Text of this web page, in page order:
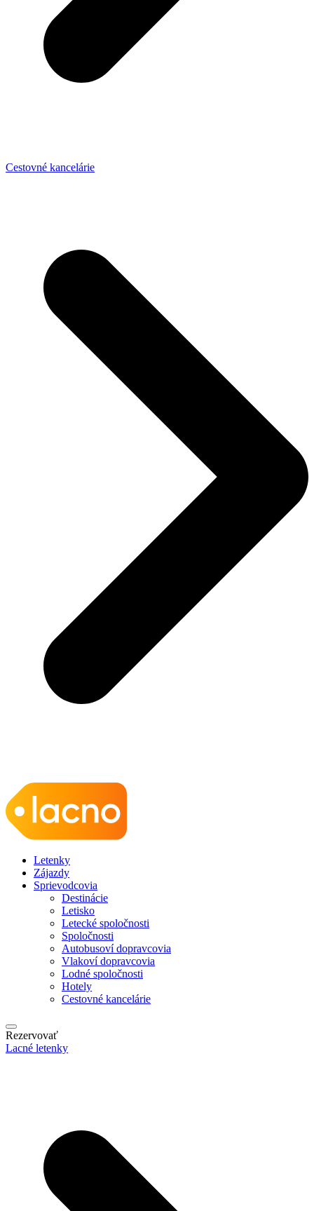
Cestovné kancelárie
Letenky
Zájazdy
Sprievodcovia
Destinácie
Letisko
Letecké spoločnosti
Spoločnosti
Autobusoví dopravcovia
Vlakoví dopravcovia
Lodné spoločnosti
Hotely
Cestovné kancelárie
Rezervovať
Lacné letenky